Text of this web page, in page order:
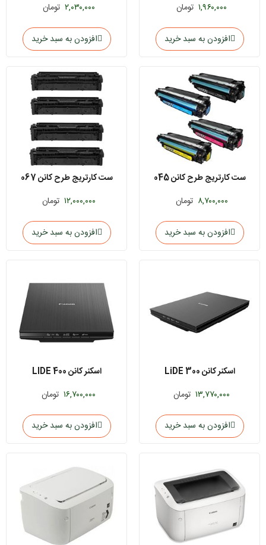
۱,۹۶۰,۰۰۰ تومان
افزودن به سبد خرید
۲,۰۳۰,۰۰۰ تومان
افزودن به سبد خرید
ست کارتریج طرح کانن 045
۸,۷۰۰,۰۰۰ تومان
افزودن به سبد خرید
ست کارتریج طرح کانن 067
۱۲,۰۰۰,۰۰۰ تومان
افزودن به سبد خرید
اسکنر کانن LiDE 300
۱۳,۷۷۰,۰۰۰ تومان
افزودن به سبد خرید
اسکنر کانن LIDE 400
۱۶,۷۰۰,۰۰۰ تومان
افزودن به سبد خرید